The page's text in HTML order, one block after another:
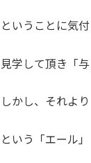
ということに気付
見学して頂き「
しかし、それよ
という「エール